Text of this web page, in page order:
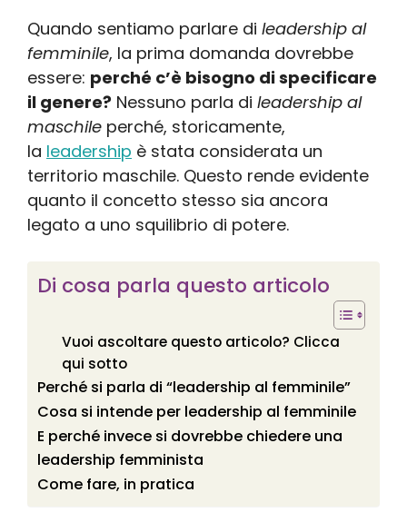
Quando sentiamo parlare di leadership al
femminile, la prima domanda dovrebbe
essere: perché c’è bisogno di specificare
il genere? Nessuno parla di leadership al
maschile perché, storicamente,
la leadership è stata considerata un
territorio maschile. Questo rende evidente
quanto il concetto stesso sia ancora
legato a uno squilibrio di potere.
Di cosa parla questo articolo
Vuoi ascoltare questo articolo? Clicca
qui sotto
Perché si parla di “leadership al femminile”
Cosa si intende per leadership al femminile
E perché invece si dovrebbe chiedere una
leadership femminista
Come fare, in pratica